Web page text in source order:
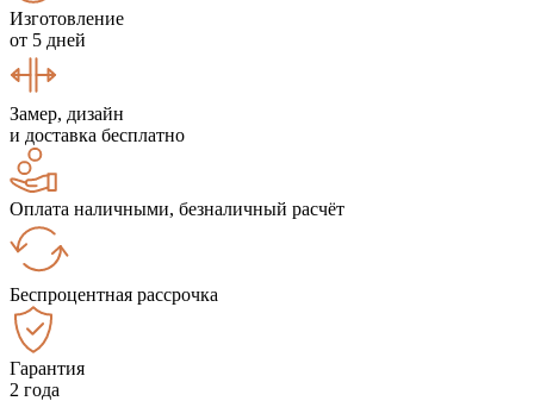
Изготовление
от 5 дней
Замер, дизайн
и доставка бесплатно
Оплата наличными, безналичный расчёт
Беспроцентная рассрочка
Гарантия
2 года